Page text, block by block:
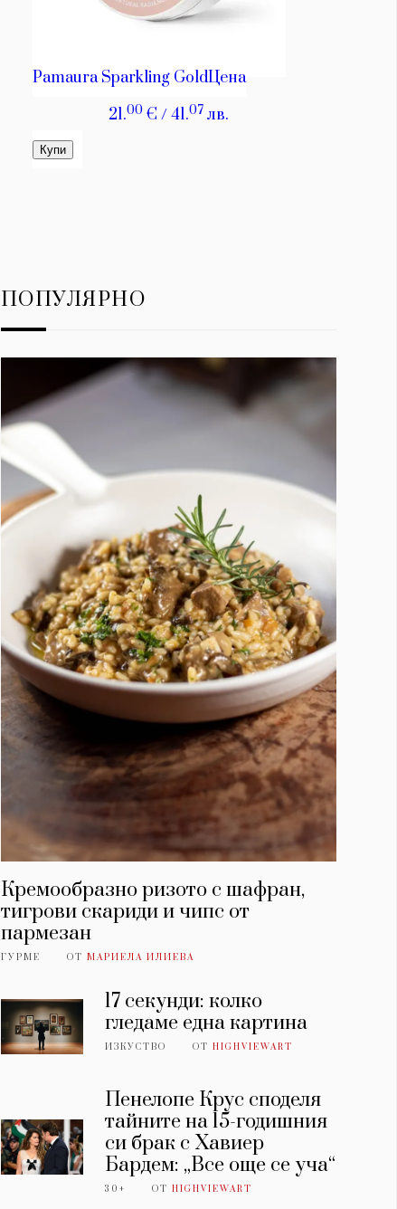
ПОПУЛЯРНО
Кремообразно ризото с шафран,
тигрови скариди и чипс от
пармезан
ГУРМЕ ОТ МАРИЕЛА ИЛИЕВА
17 секунди: колко
гледаме една картина
ИЗКУСТВО ОТHIGHVIEWART
Пенелопе Крус споделя
тайните на 15-годишния
си брак с Хавиер
Бардем: „Все още се уча“
30+ ОТHIGHVIEWART